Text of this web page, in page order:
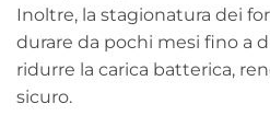
Inoltre, la stagionatura dei
durare da pochi mesi fino a
ridurre la carica batterica,
sicuro.